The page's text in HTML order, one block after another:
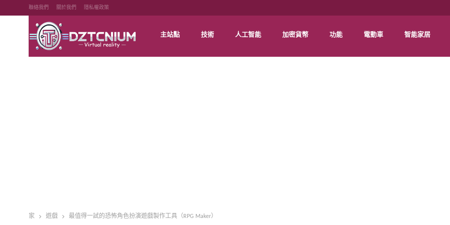
聯絡我們 關於我們 隱私權政策
主站點 技術 人工智能 加密貨幣 功能 電動車 智能家居
家 遊戲 最值得一試的恐怖角色扮演遊戲製作工具（RPG Maker）